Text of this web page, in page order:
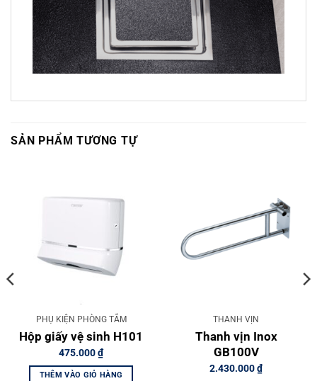
SẢN PHẨM TƯƠNG TỰ
PHỤ KIỆN PHÒNG TẮM
Hộp giấy vệ sinh H101
475.000₫
THÊM VÀO GIỎ HÀNG
THANH VỊN
Thanh vịn Inox
GB100V
2.430.000₫